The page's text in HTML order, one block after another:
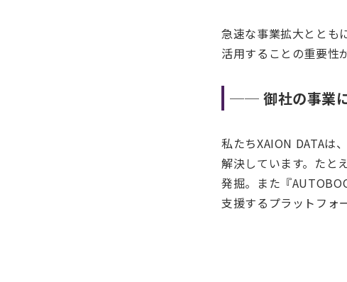
急速な事業拡大ととも
活用することの重要性
── 御社の事業
私たちXAION DATAは
解決しています。たと
発掘。また『
支援するプラットフォ